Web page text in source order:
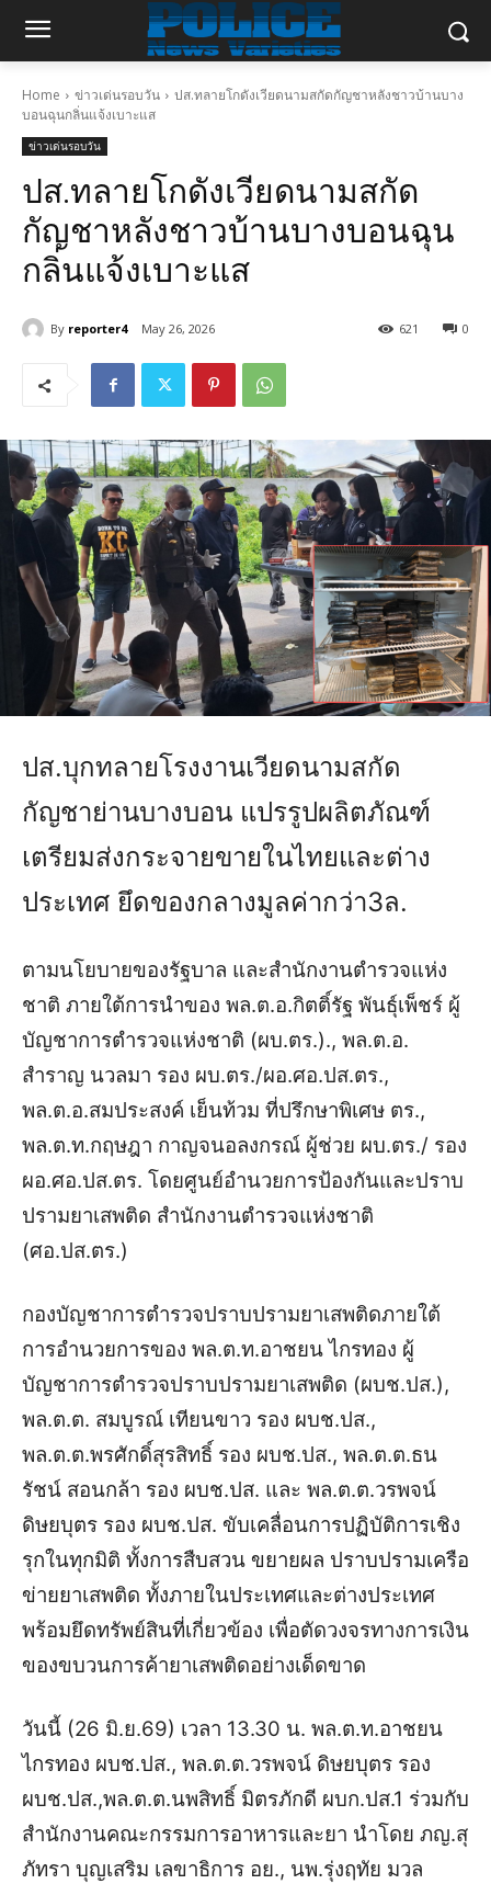
Home ข่าวเด่นรอบวัน
ปส.ทลายโกดังเวียดนามสกัดกัญชาหลังชาวบ้านบาง
บอนฉุนกลิ่นแจ้งเบาะแส
ข่าวเด่นรอบวัน
ปส.ทลายโกดังเวียดนามสกัด
กัญชาหลังชาวบ้านบางบอนฉุน
กลิ่นแจ้งเบาะแส
By reporter4 May 26, 2026 0
621
ปส.บุกทลายโรงงานเวียดนามสกัด
กัญชาย่านบางบอน แปรรูปผลิตภัณฑ์
เตรียมส่งกระจายขายในไทยและต่าง
ประเทศ ยึดของกลางมูลค่ากว่า3ล.
ตามนโยบายของรัฐบาล และสำนักงานตำรวจแห่ง
ชาติ ภายใต้การนำของ พล.ต.อ.กิตติ์รัฐ พันธุ์เพ็ชร์ ผู้
บัญชาการตำรวจแห่งชาติ (ผบ.ตร.)., พล.ต.อ.
สำราญ นวลมา รอง ผบ.ตร./ผอ.ศอ.ปส.ตร.,
พล.ต.อ.สมประสงค์ เย็นท้วม ที่ปรึกษาพิเศษ ตร.,
พล.ต.ท.กฤษฎา กาญจนอลงกรณ์ ผู้ช่วย ผบ.ตร./ รอง
ผอ.ศอ.ปส.ตร. โดยศูนย์อำนวยการป้องกันและปราบ
ปรามยาเสพติด สำนักงานตำรวจแห่งชาติ
(ศอ.ปส.ตร.)
กองบัญชาการตำรวจปราบปรามยาเสพติดภายใต้
การอำนวยการของ พล.ต.ท.อาชยน ไกรทอง ผู้
บัญชาการตำรวจปราบปรามยาเสพติด (ผบช.ปส.),
พล.ต.ต. สมบูรณ์ เทียนขาว รอง ผบช.ปส.,
พล.ต.ต.พรศักดิ์สุรสิทธิ์ รอง ผบช.ปส., พล.ต.ต.ธน
รัชน์ สอนกล้า รอง ผบช.ปส. และ พล.ต.ต.วรพจน์
ดิษยบุตร รอง ผบช.ปส. ขับเคลื่อนการปฏิบัติการเชิง
รุกในทุกมิติ ทั้งการสืบสวน ขยายผล ปราบปรามเครือ
ข่ายยาเสพติด ทั้งภายในประเทศและต่างประเทศ
พร้อมยึดทรัพย์สินที่เกี่ยวข้อง เพื่อตัดวงจรทางการเงิน
ของขบวนการค้ายาเสพติดอย่างเด็ดขาด
วันนี้ (26 มิ.ย.69) เวลา 13.30 น. พล.ต.ท.อาชยน
ไกรทอง ผบช.ปส., พล.ต.ต.วรพจน์ ดิษยบุตร รอง
ผบช.ปส.,พล.ต.ต.นพสิทธิ์ มิตรภักดี ผบก.ปส.1 ร่วมกับ
สำนักงานคณะกรรมการอาหารและยา นำโดย ภญ.สุ
ภัทรา บุญเสริม เลขาธิการ อย., นพ.รุ่งฤทัย มวล